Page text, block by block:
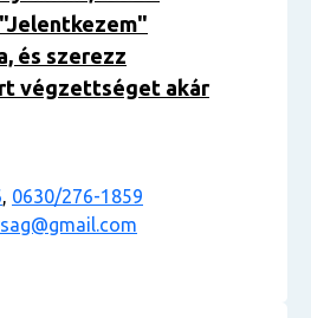
és szerezz
végzettséget akár
, 0630/276-1859